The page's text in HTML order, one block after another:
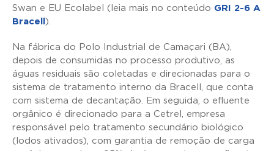
Swan e EU Ecolabel (leia mais no conteúdo GRI 2-6 A
Bracell ).
Na fábrica do Polo Industrial de Camaçari (BA),
depois de consumidas no processo produtivo, as
águas residuais são coletadas e direcionadas para o
sistema de tratamento interno da Bracell, que conta
com sistema de decantação. Em seguida, o efluente
orgânico é direcionado para a Cetrel, empresa
responsável pelo tratamento secundário biológico
(lodos ativados), com garantia de remoção de carga